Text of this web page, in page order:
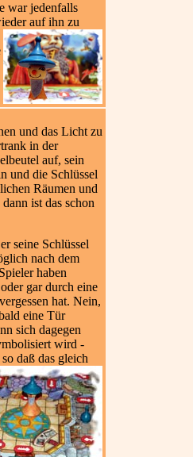
war jedenfalls
auf ihn zu
und das Licht zu
in der
auf, sein
und die Schlüssel
Räumen und
ist das schon
seine Schlüssel
nach dem
haben
gar durch eine
hat. Nein,
eine Tür
sich dagegen
wird -
daß das gleich